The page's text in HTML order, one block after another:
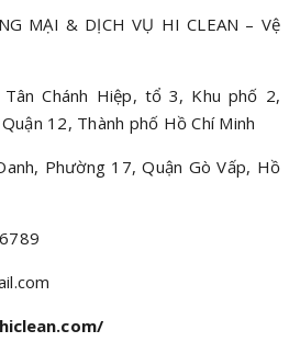
MẠI & DỊCH VỤ HI CLEAN – Vệ
Chánh Hiệp, tổ 3, Khu phố 2,
12, Thành phố Hồ Chí Minh
Phường 17, Quận Gò Vấp, Hồ